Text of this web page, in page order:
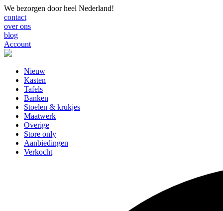
We bezorgen door heel Nederland!
contact
over ons
blog
Account
Nieuw
Kasten
Tafels
Banken
Stoelen & krukjes
Maatwerk
Overige
Store only
Aanbiedingen
Verkocht